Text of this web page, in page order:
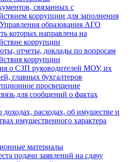
связанных с
коррупции для заполнения
образования АГО
которых направлена на
коррупции
отчеты, доклады по вопросам
коррупции
о СЗП руководителей МОУ, их
главных бухгалтеров
просвещение
для сообщений о фактах
доходах, расходах, об имуществе и
имущественного характера
материалы
подачи заявлений на сдачу